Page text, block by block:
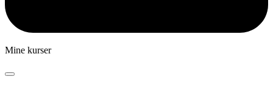
Mine kurser